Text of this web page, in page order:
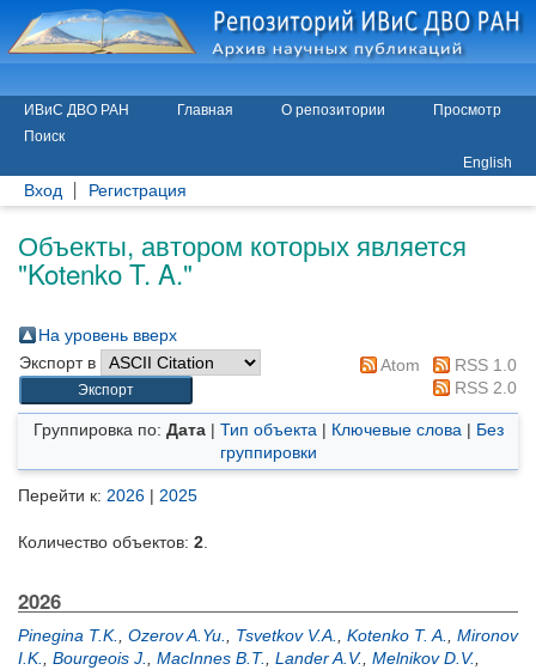
ИВиС ДВО РАН Главная О репозитории
Просмотр
Поиск
English
Вход Регистрация
Объекты, автором которых является
"Kotenko T. A."
На уровень вверх
Экспорт в
Atom
RSS 1.0
RSS 2.0
Группировка по: Дата| Тип объекта | Ключевые слова | Без
группировки
Перейти к: 2026 | 2025
Количество объектов: 2
2026
Pinegina T.K. Ozerov A.Yu. Tsvetkov V.A. Kotenko T. A.
Mironov
I.K.
Bourgeois J. MacInnes B.T. Lander A.V. Melnikov D.V.